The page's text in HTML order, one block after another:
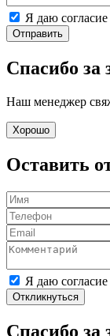
Я даю согласие
Отправить
Спасибо за
Наш менеджер
Хорошо
Оставить
Я даю согласие
Откликнуться
Спасибо за